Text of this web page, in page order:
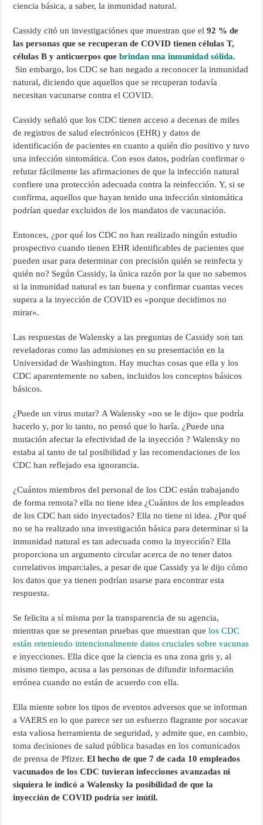
ciencia básica, a saber, la inmunidad natural.
Cassidy citó un investigaciónes que muestran que el92 % de
las personas que se recuperan de COVID tienen células T,
células B y anticuerpos quebrindan una inmunidad sólida.
Sin embargo, los CDC se han negado a reconocer la inmunidad
natural, diciendo que aquellos que se recuperan todavía
necesitan vacunarse contra el COVID.
Cassidy señaló que los CDC tienen acceso a decenas de miles
de registros de salud electrónicos (EHR) y datos de
identificación de pacientes en cuanto a quién dio positivo y tuvo
una infección sintomática. Con esos datos, podrían confirmar o
refutar fácilmente las afirmaciones de que la infección natural
confiere una protección adecuada contra la reinfección. Y, si se
confirma, aquellos que hayan tenido una infección sintomática
podrían quedar excluidos de los mandatos de vacunación.
Entonces, ¿por qué los CDC no han realizado ningún estudio
prospectivo cuando tienen EHR identificables de pacientes que
pueden usar para determinar con precisión quién se reinfecta y
quién no? Según Cassidy, la única razón por la que no sabemos
si la inmunidad natural es tan buena y confirmar cuantas veces
supera a la inyección de COVID es «porque decidimos no
mirar».
Las respuestas de Walensky a las preguntas de Cassidy son tan
reveladoras como las admisiones en su presentación en la
Universidad de Washington. Hay muchas cosas que ella y los
CDC aparentemente no saben, incluidos los conceptos básicos
básicos.
¿Puede un virus mutar? A Walensky «no se le dijo» que podría
hacerlo y, por lo tanto, no pensó que lo haría. ¿Puede una
mutación afectar la efectividad de la inyección ? Walensky no
estaba al tanto de tal posibilidad y las recomendaciones de los
CDC han reflejado esa ignorancia.
¿Cuántos miembros del personal de los CDC están trabajando
de forma remota? ella no tiene idea ¿Cuántos de los empleados
de los CDC han sido inyectados? Ella no tiene ni idea. ¿Por qué
no se ha realizado una investigación básica para determinar si la
inmunidad natural es tan adecuada como la inyección? Ella
proporciona un argumento circular acerca de no tener datos
correlativos imparciales, a pesar de que Cassidy ya le dijo cómo
los datos que ya tienen podrían usarse para encontrar esta
respuesta.
Se felicita a sí misma por la transparencia de su agencia,
mientras que se presentan pruebas que muestran quelos CDC
están reteniendo intencionalmente datos cruciales sobre vacunas
e inyecciones. Ella dice que la ciencia es una zona gris y, al
mismo tiempo, acusa a las personas de difundir información
errónea cuando no están de acuerdo con ella.
Ella miente sobre los tipos de eventos adversos que se informan
a VAERS en lo que parece ser un esfuerzo flagrante por socavar
esta valiosa herramienta de seguridad, y admite que, en cambio,
toma decisiones de salud pública basadas en los comunicados
de prensa de Pfizer.El hecho de que 7 de cada 10 empleados
vacunados de los CDC tuvieran infecciones avanzadas ni
siquiera le indicó a Walensky la posibilidad de que la
inyección de COVID podría ser inútil.